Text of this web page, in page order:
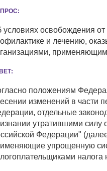
условиях освобождения
и лечению,
положениям
изменений в части
отдельные
утратившими силу
Федерации"
упрощенную